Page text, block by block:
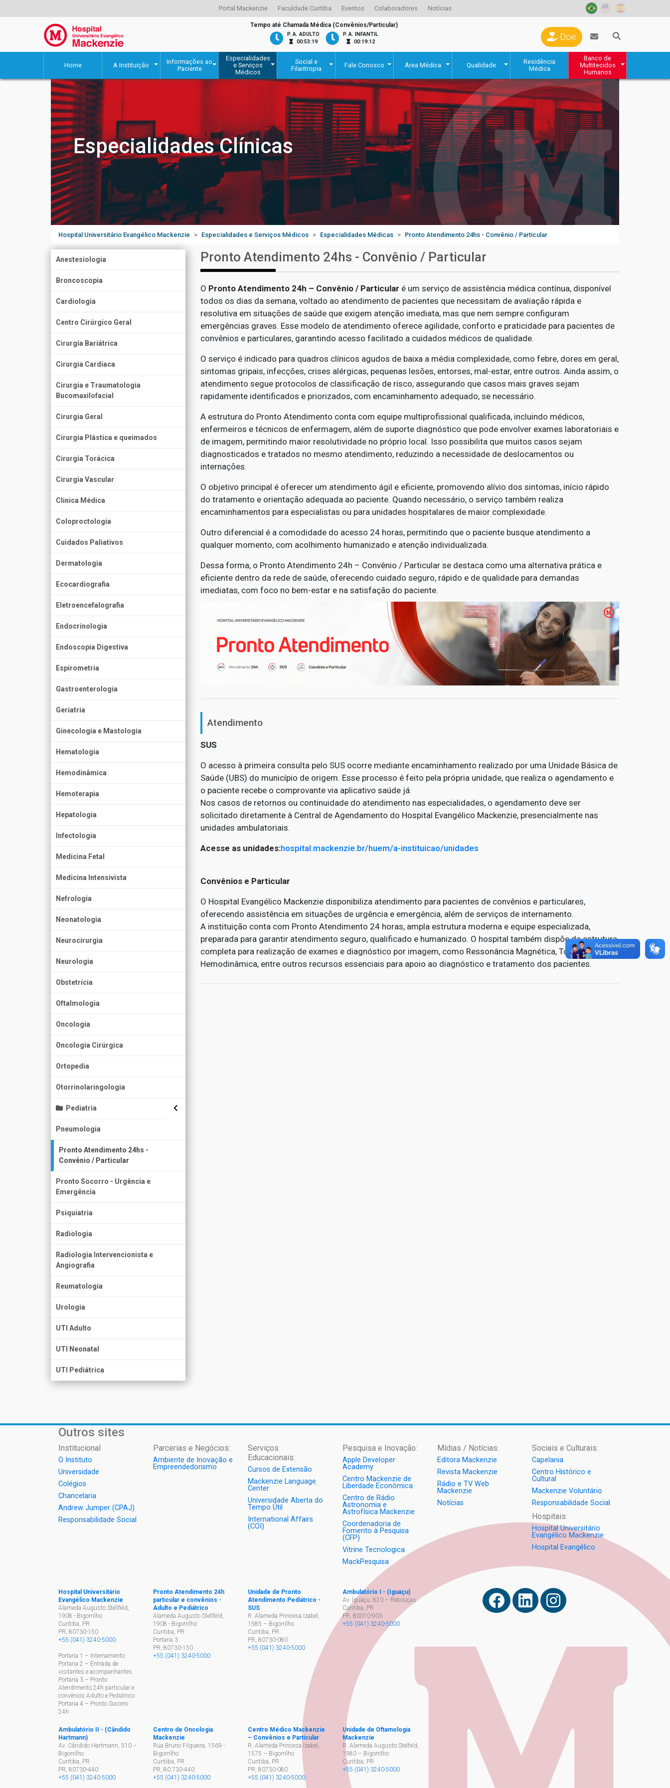
Portal Mackenzie Faculdade Curitiba Eventos Colaboradores Notícias
Tempo até Chamada Médica (Convênios/Particular)
P. A. ADULTO
00:53:19
P. A. INFANTIL
00:19:12
Doe
Home A Instituição
Informações ao
Paciente
Especialidades
e Serviços
Médicos
Social e
Filantropia
Fale Conosco Área Médica Qualidade
Residência
Médica
Banco de
Multitecidos
Humanos
Especialidades Clínicas
Hospital Universitário Evangélico Mackenzie Especialidades e Serviços Médicos Especialidades Médicas Pronto Atendimento 24hs - Convênio / Particular
Anestesiologia
Broncoscopia
Cardiologia
Centro Cirúrgico Geral
Cirurgia Bariátrica
Cirurgia Cardíaca
Cirurgia e Traumatologia
Bucomaxilofacial
Cirurgia Geral
Cirurgia Plástica e queimados
Cirurgia Torácica
Cirurgia Vascular
Clinica Médica
Coloproctologia
Cuidados Paliativos
Dermatologia
Ecocardiografia
Eletroencefalografia
Endocrinologia
Endoscopia Digestiva
Espirometria
Gastroenterologia
Geriatria
Ginecologia e Mastologia
Hematologia
Hemodinâmica
Hemoterapia
Hepatologia
Infectologia
Medicina Fetal
Medicina Intensivista
Nefrologia
Neonatologia
Neurocirurgia
Neurologia
Obstetrícia
Oftalmologia
Oncologia
Oncologia Cirúrgica
Ortopedia
Otorrinolaringologia
Pediatria
Pneumologia
Pronto Atendimento 24hs -
Convênio / Particular
Pronto Socorro - Urgência e
Emergência
Psiquiatria
Radiologia
Radiologia Intervencionista e
Angiografia
Reumatologia
Urologia
UTI Adulto
UTI Neonatal
UTI Pediátrica
Pronto Atendimento 24hs - Convênio / Particular
O Pronto Atendimento 24h – Convênio / Particular é um serviço de assistência médica contínua, disponível
todos os dias da semana, voltado ao atendimento de pacientes que necessitam de avaliação rápida e
resolutiva em situações de saúde que exigem atenção imediata, mas que nem sempre configuram
emergências graves. Esse modelo de atendimento oferece agilidade, conforto e praticidade para pacientes de
convênios e particulares, garantindo acesso facilitado a cuidados médicos de qualidade.
O serviço é indicado para quadros clínicos agudos de baixa a média complexidade, como febre, dores em geral,
sintomas gripais, infecções, crises alérgicas, pequenas lesões, entorses, mal-estar, entre outros. Ainda assim, o
atendimento segue protocolos de classificação de risco, assegurando que casos mais graves sejam
rapidamente identificados e priorizados, com encaminhamento adequado, se necessário.
A estrutura do Pronto Atendimento conta com equipe multiprofissional qualificada, incluindo médicos,
enfermeiros e técnicos de enfermagem, além de suporte diagnóstico que pode envolver exames laboratoriais e
de imagem, permitindo maior resolutividade no próprio local. Isso possibilita que muitos casos sejam
diagnosticados e tratados no mesmo atendimento, reduzindo a necessidade de deslocamentos ou
internações.
O objetivo principal é oferecer um atendimento ágil e eficiente, promovendo alívio dos sintomas, início rápido
do tratamento e orientação adequada ao paciente. Quando necessário, o serviço também realiza
encaminhamentos para especialistas ou para unidades hospitalares de maior complexidade.
Outro diferencial é a comodidade do acesso 24 horas, permitindo que o paciente busque atendimento a
qualquer momento, com acolhimento humanizado e atenção individualizada.
Dessa forma, o Pronto Atendimento 24h – Convênio / Particular se destaca como uma alternativa prática e
eficiente dentro da rede de saúde, oferecendo cuidado seguro, rápido e de qualidade para demandas
imediatas, com foco no bem-estar e na satisfação do paciente.
Atendimento
SUS
O acesso à primeira consulta pelo SUS ocorre mediante encaminhamento realizado por uma Unidade Básica de
Saúde (UBS) do município de origem. Esse processo é feito pela própria unidade, que realiza o agendamento e
o paciente recebe o comprovante via aplicativo saúde já.
Nos casos de retornos ou continuidade do atendimento nas especialidades, o agendamento deve ser
solicitado diretamente à Central de Agendamento do Hospital Evangélico Mackenzie, presencialmente nas
unidades ambulatoriais.
Acesse as unidades:hospital.mackenzie.br/huem/a-instituicao/unidades
Convênios e Particular
O Hospital Evangélico Mackenzie disponibiliza atendimento para pacientes de convênios e particulares,
oferecendo assistência em situações de urgência e emergência, além de serviços de internamento.
A instituição conta com Pronto Atendimento 24 horas, ampla estrutura moderna e equipe especializada,
preparada para garantir atendimento seguro, qualificado e humanizado. O hospital também dispõe de estrutura
completa para realização de exames e diagnóstico por imagem, como Ressonância Magnética, Tomografia,
Hemodinâmica, entre outros recursos essenciais para apoio ao diagnóstico e tratamento dos pacientes.
Outros sites
Institucional
O Instituto
Universidade
Colégios
Chancelaria
Andrew Jumper (CPAJ)
Responsabilidade Social
Parcerias e Negócios:
Ambiente de Inovação e
Empreendedorismo
Serviços
Educacionais:
Cursos de Extensão
Mackenzie Language
Center
Universidade Aberta do
Tempo Útil
International Affairs
(COI)
Pesquisa e Inovação:
Apple Developer
Academy
Centro Mackenzie de
Liberdade Econômica
Centro de Rádio
Astronomia e
Astrofísica Mackenzie
Coordenadoria de
Fomento à Pesquisa
(CFP)
Vitrine Tecnologica
MackPesquisa
Mídias / Notícias:
Editora Mackenzie
Revista Mackenzie
Rádio e TV Web
Mackenzie
Notícias
Sociais e Culturais:
Capelania
Centro Histórico e
Cultural
Mackenzie Voluntário
Responsabilidade Social
Hospitais:
Hospital Universitário
Evangélico Mackenzie
Hospital Evangélico
Hospital Universitário
Evangélico Mackenzie
Alameda Augusto Stellfeld,
1908 - Bigorrilho
Curitiba, PR
PR, 80730-150
+55 (041) 3240-5000
Portaria 1 – Internamento
Portaria 2 – Entrada de
visitantes e acompanhantes
Portaria 3 – Pronto
Atendimento 24h particular e
convênios Adulto e Pediátrico
Portaria 4 – Pronto Socorro
24h
Pronto Atendimento 24h
particular e convênios -
Adulto e Pediátrico
Alameda Augusto Stellfeld,
1908 - Bigorrilho
Curitiba, PR
Portaria 3
PR, 80730-150
+55 (041) 3240-5000
Unidade de Pronto
Atendimento Pediátrico -
SUS
R. Alameda Princesa Izabel,
1585 – Bigorrilho
Curitiba, PR
PR, 80730-080
+55 (041) 3240-5000
Ambulatório I - (Iguaçu)
Av. Iguaçu, 820 – Rebouças
Curitiba, PR
PR, 80010-903
+55 (041) 3240-5000
Ambulatório II - (Cândido
Hartmann)
Av. Cândido Hartmann, 510 –
Bigorrilho
Curitiba, PR
PR, 80730-440
+55 (041) 3240-5000
Centro de Oncologia
Mackenzie
Rua Bruno Filgueira, 1569 -
Bigorrilho
Curitiba, PR
PR, 80.730-440
+55 (041) 3240-5000
Centro Médico Mackenzie
– Convênios e Particular
R. Alameda Princesa Izabel,
1575 – Bigorrilho
Curitiba, PR
PR, 80730-080
+55 (041) 3240-5000
Unidade de Oftamologia
Mackenzie
R. Alameda Augusto Stelfeld,
1980 – Bigorrilho
Curitiba, PR
+55 (041) 3240-5000